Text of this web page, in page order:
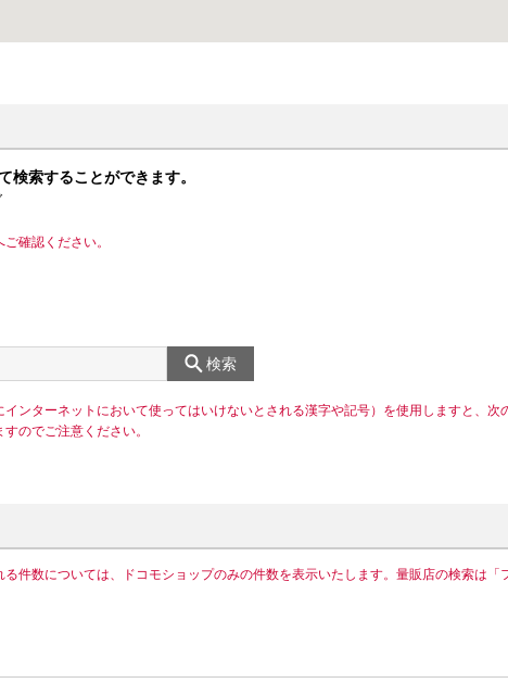
検索することができます。
確認ください。
検索
ンターネットにおいて使ってはいけないとされる漢字や記号）を使用しますと、次
のでご注意ください。
る件数については、ドコモショップのみの件数を表示いたします。量販店の検索は「